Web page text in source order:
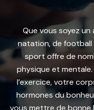
Que vous soyez
natation, de football
sport offre de
physique et
l’exercice, votre
hormones du
vous mettre de bonne